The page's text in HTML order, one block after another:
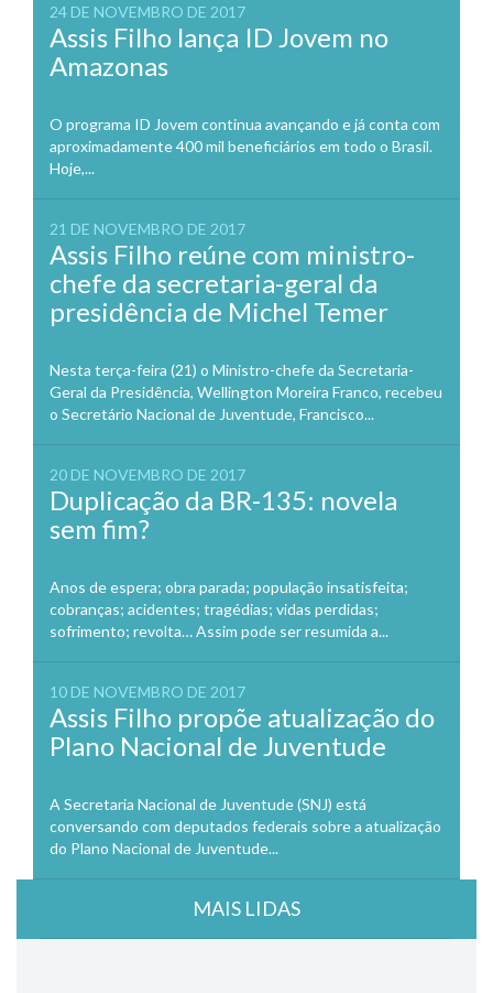
24 DE NOVEMBRO DE 2017
Assis Filho lança ID Jovem no
Amazonas
O programa ID Jovem continua avançando e já conta com
aproximadamente 400 mil beneficiários em todo o Brasil.
Hoje,...
21 DE NOVEMBRO DE 2017
Assis Filho reúne com ministro-
chefe da secretaria-geral da
presidência de Michel Temer
Nesta terça-feira (21) o Ministro-chefe da Secretaria-
Geral da Presidência, Wellington Moreira Franco, recebeu
o Secretário Nacional de Juventude, Francisco...
20 DE NOVEMBRO DE 2017
Duplicação da BR-135: novela
sem fim?
Anos de espera; obra parada; população insatisfeita;
cobranças; acidentes; tragédias; vidas perdidas;
sofrimento; revolta… Assim pode ser resumida a...
10 DE NOVEMBRO DE 2017
Assis Filho propõe atualização do
Plano Nacional de Juventude
A Secretaria Nacional de Juventude (SNJ) está
conversando com deputados federais sobre a atualização
do Plano Nacional de Juventude...
MAIS LIDAS